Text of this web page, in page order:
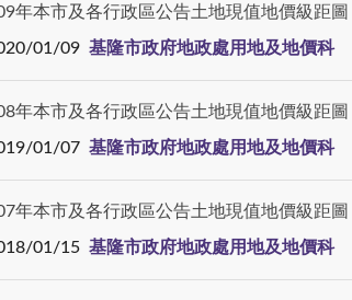
年本市及各行政區公告土地現值地價級距圖
01/09 基隆市政府地政處用地及地價科
年本市及各行政區公告土地現值地價級距圖
01/07 基隆市政府地政處用地及地價科
年本市及各行政區公告土地現值地價級距圖
01/15 基隆市政府地政處用地及地價科